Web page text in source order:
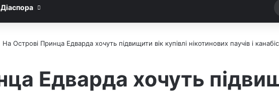
Діаспора
На Острові Принца Едварда хочуть підвищити вік купівлі нікотинових паучів і
Едварда хочуть